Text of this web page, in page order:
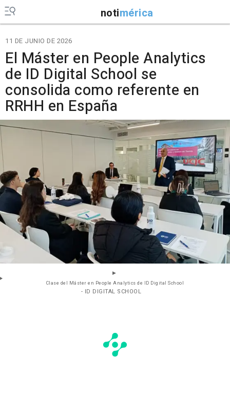
notimérica
11 DE JUNIO DE 2026
El Máster en People Analytics
de ID Digital School se
consolida como referente en
RRHH en España
Clase del Máster en People Analytics de ID Digital School
- ID DIGITAL SCHOOL